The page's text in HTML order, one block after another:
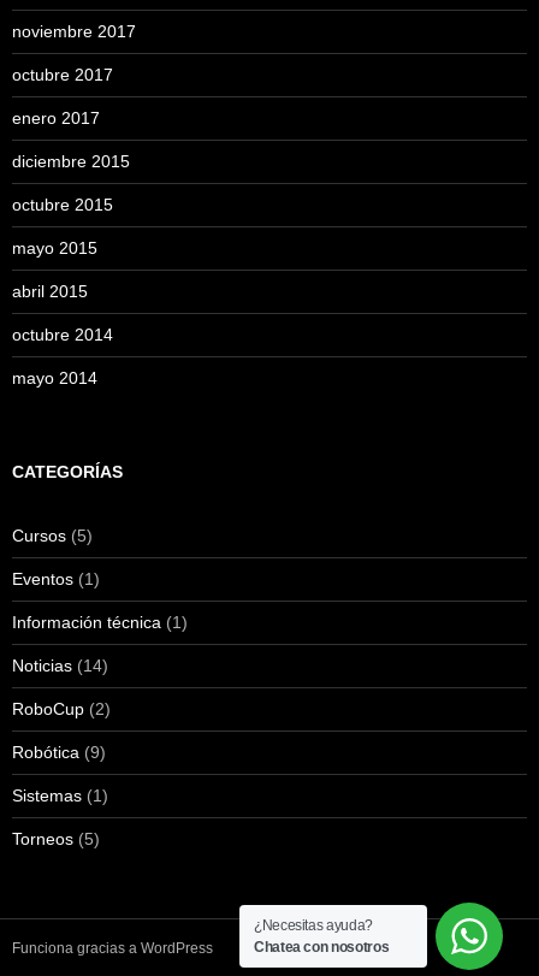
noviembre 2017
octubre 2017
enero 2017
diciembre 2015
octubre 2015
mayo 2015
abril 2015
octubre 2014
mayo 2014
CATEGORÍAS
Cursos (5)
Eventos (1)
Información técnica (1)
Noticias (14)
RoboCup (2)
Robótica (9)
Sistemas (1)
Torneos (5)
Funciona gracias a WordPress
¿Necesitas ayuda?
Chatea con nosotros